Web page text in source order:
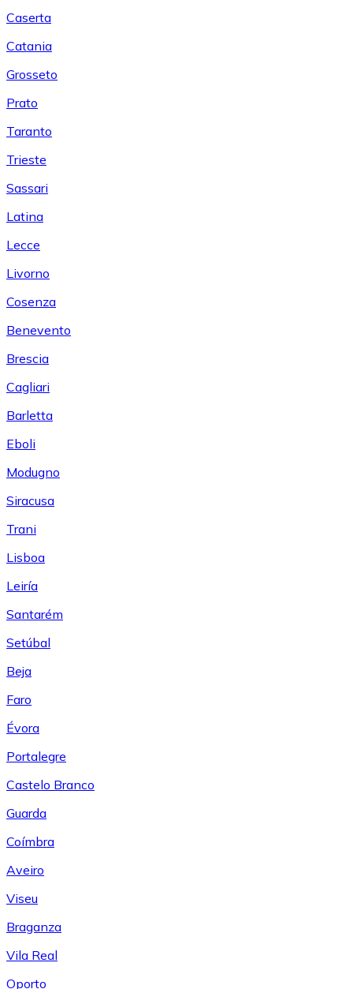
Caserta
Catania
Grosseto
Prato
Taranto
Trieste
Sassari
Latina
Lecce
Livorno
Cosenza
Benevento
Brescia
Cagliari
Barletta
Eboli
Modugno
Siracusa
Trani
Lisboa
Leiría
Santarém
Setúbal
Beja
Faro
Évora
Portalegre
Castelo Branco
Guarda
Coímbra
Aveiro
Viseu
Braganza
Vila Real
Oporto